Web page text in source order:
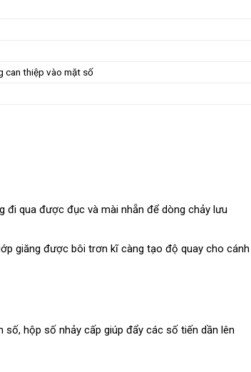
can thiệp vào mặt số
qua được đục và mài nhẵn để dòng chảy lưu
giăng được bôi trơn kĩ càng tạo độ quay cho cánh
hộp số nhảy cấp giúp đẩy các số tiến dần lên